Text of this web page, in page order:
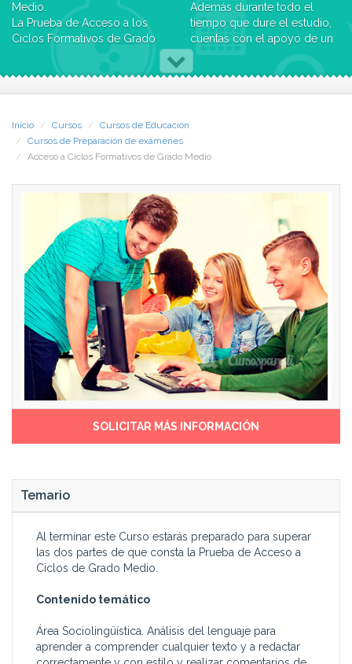
Medio.
La Prueba de Acceso a los
Ciclos Formativos de Grado
Medio está pensada para
aquellas personas, mayores
exigidos: el Graduado de
Además durante todo el
tiempo que dure el estudio,
cuentas con el apoyo de un
tutor personal, con el que
podrás contactar por
Inicio Cursos
Cursos de Educación
Cursos de Preparación de exámenes
Acceso a Ciclos Formativos de Grado Medio
SOLICITAR MÁS INFORMACIÓN
Temario
Al terminar este Curso estarás preparado para superar
las dos partes de que consta la Prueba de Acceso a
Ciclos de Grado Medio.
Contenido temático
Área Sociolingüística. Análisis del lenguaje para
aprender a comprender cualquier texto y a redactar